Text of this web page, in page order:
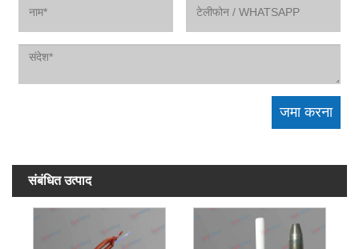
संबंधित उत्पाद